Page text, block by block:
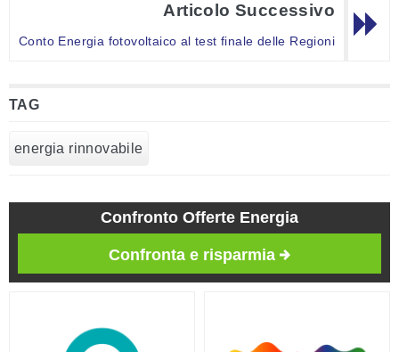
Articolo Successivo
Conto Energia fotovoltaico al test finale delle Regioni
TAG
energia rinnovabile
Confronto Offerte Energia
Confronta e risparmia